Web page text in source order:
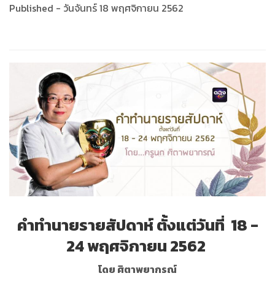
Published - วันจันทร์ 18 พฤศจิกายน 2562
คำทำนายรายสัปดาห์ ตั้งแต่วันที่ 18 -
24 พฤศจิกายน 2562
โดย ศิตาพยากรณ์